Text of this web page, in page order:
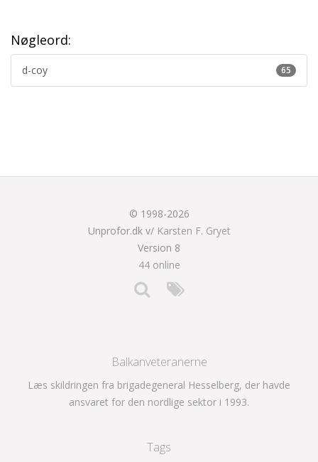
Nøgleord:
65
d-coy
© 1998-2026
Unprofor.dk v/ Karsten F. Gryet
Version 8
44 online
Balkanveteranerne
Læs skildringen fra brigadegeneral Hesselberg, der havde
ansvaret for den nordlige sektor i 1993.
Tags